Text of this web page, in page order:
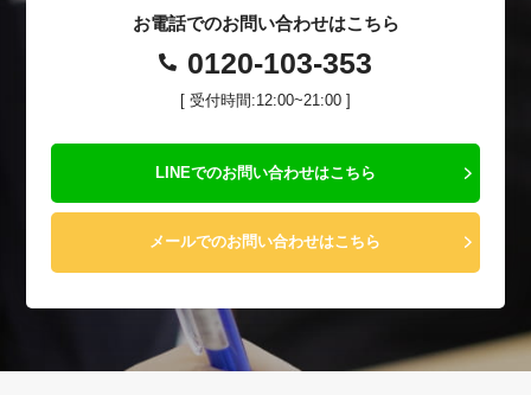
お電話でのお問い合わせはこちら
0120-103-353
[ 受付時間:12:00~21:00 ]
LINEでのお問い合わせはこちら
メールでのお問い合わせはこちら